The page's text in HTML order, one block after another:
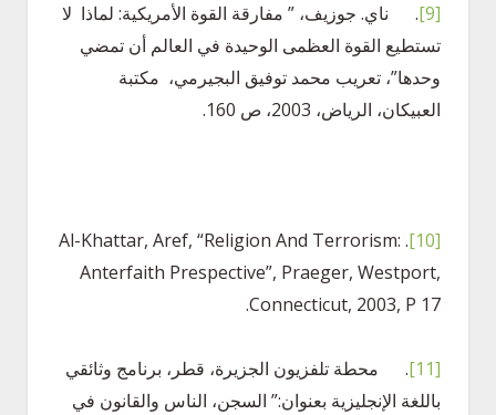
[9]
. ناي. جوزيف، ” مفارقة القوة الأمريكية: لماذا لا
تستطيع القوة العظمى الوحيدة في العالم أن تمضي
وحدها”، تعريب محمد توفيق البجيرمي، مكتبة
العبيكان، الرياض، 2003، ص 160.
[10]
. Al-Khattar, Aref, “Religion And Terrorism:
Anterfaith Prespective”, Praeger, Westport,
Connecticut, 2003, P 17.
[11]
. محطة تلفزيون الجزيرة، قطر، برنامج وثائقي
باللغة الإنجليزية بعنوان:” السجن، الناس والقانون في